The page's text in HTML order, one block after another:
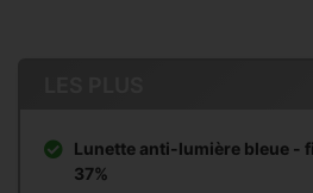
Lunette anti-lumière bleue -
37%